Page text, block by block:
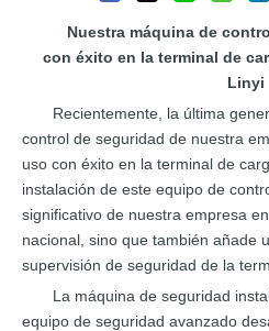
Nuestra máquina de
con éxito en la terminal de
Linyi
Recientemente, la última
control de seguridad de nuestra
uso con éxito en la terminal de
instalación de este equipo de
significativo de nuestra empresa
nacional, sino que también añade
supervisión de seguridad de la
La máquina de seguridad
equipo de seguridad avanzado